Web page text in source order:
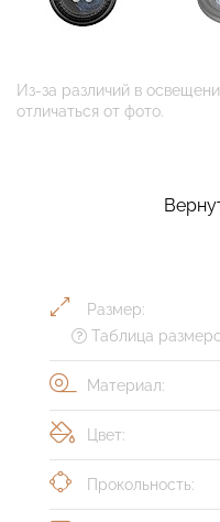
Из-за различий в
отличаться от фото.
Размер:
Таблица
Материал:
Цвет:
Прокольность: